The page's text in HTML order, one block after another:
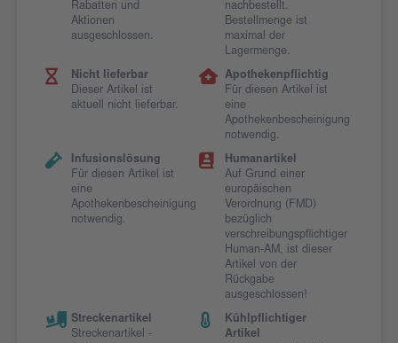
Rabatten und
Aktionen
ausgeschlossen.
nachbestellt.
Bestellmenge ist
maximal der
Lagermenge.
Nicht lieferbar
Dieser Artikel ist
aktuell nicht lieferbar.
Apothekenpflichtig
Für diesen Artikel ist
eine
Apothekenbescheinigung
notwendig.
Infusionslösung
Für diesen Artikel ist
eine
Apothekenbescheinigung
notwendig.
Humanartikel
Auf Grund einer
europäischen
Verordnung (FMD)
bezüglich
verschreibungspflichtiger
Human-AM, ist dieser
Artikel von der
Rückgabe
ausgeschlossen!
Streckenartikel
Streckenartikel -
Kühlpflichtiger
Artikel